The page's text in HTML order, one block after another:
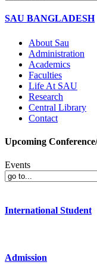
SAU BANGLADESH
About Sau
Administration
Academics
Faculties
Life At SAU
Research
Central Library
Contact
Upcoming
Events
International Student
Admission